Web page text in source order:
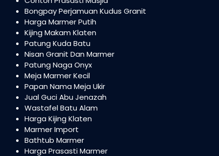
Bongpay Perjamuan Kudus Granit
Harga Marmer Putih
Kijing Makam Klaten
Patung Kuda Batu
Nisan Granit Dan Marmer
Patung Naga Onyx
Meja Marmer Kecil
Papan Nama Meja Ukir
Jual Guci Abu Jenazah
Wastafel Batu Alam
Harga Kijing Klaten
Marmer Import
Bathtub Marmer
Harga Prasasti Marmer